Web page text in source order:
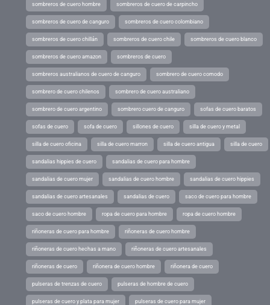
sombreros de cuero hombre sombreros de cuero de carpincho
sombreros de cuero de canguro sombreros de cuero colombiano
sombreros de cuero chillán sombreros de cuero chile sombreros de cuero blanco
sombreros de cuero amazon sombreros de cuero
sombreros australianos de cuero de canguro sombrero de cuero comodo
sombrero de cuero chilenos sombrero de cuero australiano
sombrero de cuero argentino sombrero cuero de canguro sofas de cuero baratos
sofas de cuero sofa de cuero sillones de cuero silla de cuero y metal
silla de cuero oficina silla de cuero marron silla de cuero antigua silla de cuero
sandalias hippies de cuero sandalias de cuero para hombre
sandalias de cuero mujer sandalias de cuero hombre sandalias de cuero hippies
sandalias de cuero artesanales sandalias de cuero saco de cuero para hombre
saco de cuero hombre ropa de cuero para hombre ropa de cuero hombre
riñoneras de cuero para hombre riñoneras de cuero hombre
riñoneras de cuero hechas a mano riñoneras de cuero artesanales
riñoneras de cuero riñonera de cuero hombre riñonera de cuero
pulseras de trenzas de cuero pulseras de hombre de cuero
pulseras de cuero y plata para mujer pulseras de cuero para mujer